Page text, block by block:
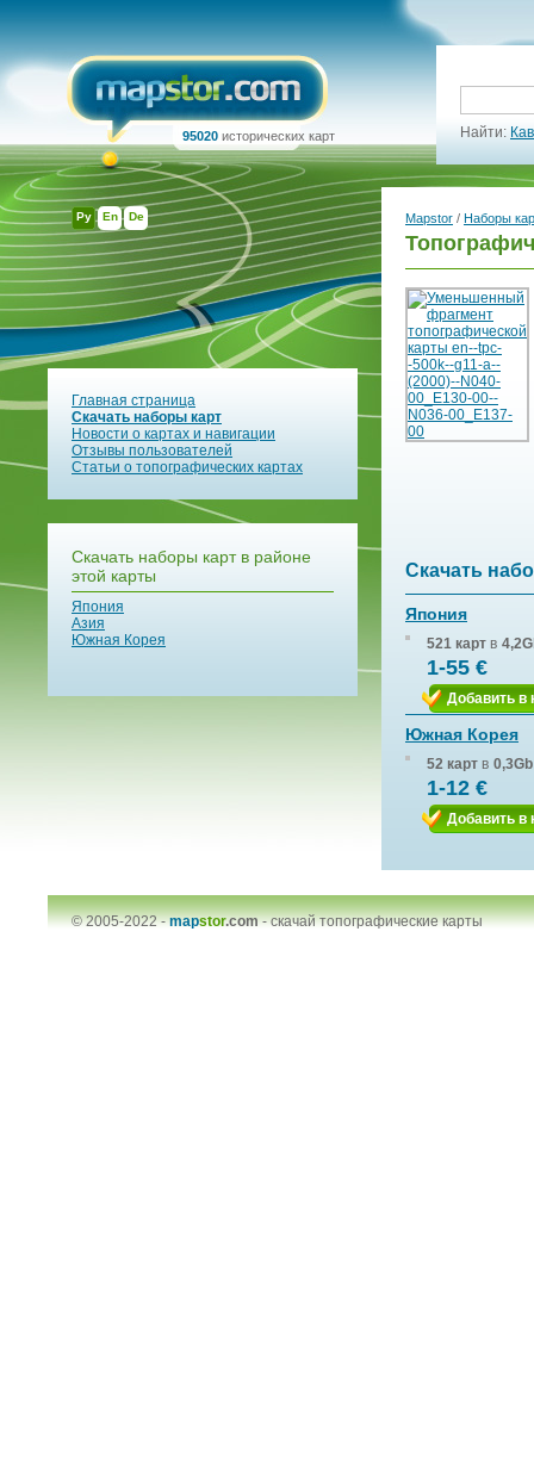
Ру En De
95020 исторических карт Найти:
Главная страница
Скачать наборы карт
Новости о картах и навигации
Отзывы пользователей
Статьи о топографических картах
Скачать наборы карт в районе
этой карты
Япония
Азия
Южная Корея
Mapstor / Наборы
Скачать
Япония
521 карт в
1-55 €
Добавить в
Южная Корея
52 карт в 0,3Gb
1-12 €
Добавить в
© 2005-2022 -mapstor.com-скачай топографические карты